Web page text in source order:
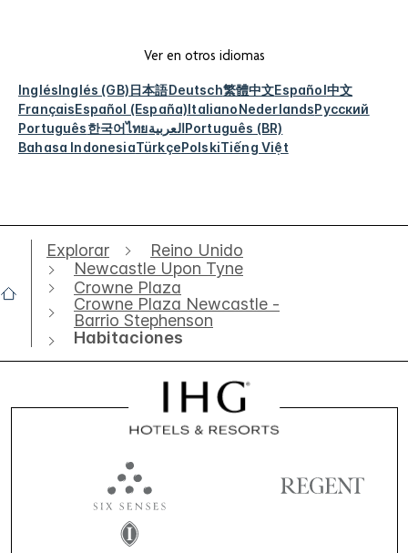
Ver en otros idiomas
InglésInglés (GB)日本語Deutsch繁體中文Español中文
FrançaisEspañol (España)ItalianoNederlandsРусский
Português한국어ไทยالعربيةPortuguês (BR)
Bahasa IndonesiaTürkçePolskiTiếng Việt
Explorar
Reino Unido
Newcastle Upon Tyne
Crowne Plaza
Crowne Plaza Newcastle -
Barrio Stephenson
Habitaciones